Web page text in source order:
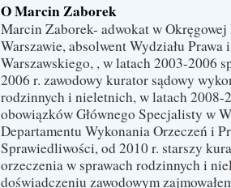
O Marcin Zaborek
Marcin Zaborek- adwokat w
Warszawie, absolwent Wydziału
Warszawskiego, , w latach 2003-2006
2006 r. zawodowy kurator sądowy
rodzinnych i nieletnich, w latach 2008-
obowiązków Głównego Specjalisty w
Departamentu Wykonania Orzeczeń i
Sprawiedliwości, od 2010 r. starszy
orzeczenia w sprawach rodzinnych i
doświadczeniu zawodowym